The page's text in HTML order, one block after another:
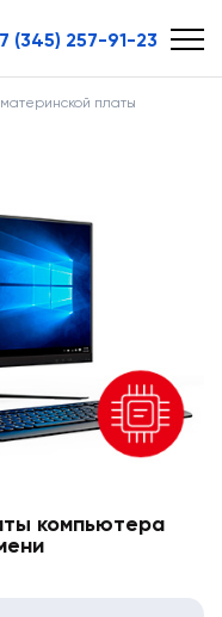
(345) 257-91-23
платы
компьютера